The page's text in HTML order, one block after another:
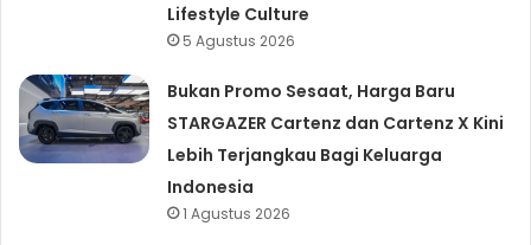
Lifestyle Culture
5 Agustus 2026
Bukan Promo Sesaat, Harga Baru
STARGAZER Cartenz dan Cartenz X Kini
Lebih Terjangkau Bagi Keluarga
Indonesia
1 Agustus 2026